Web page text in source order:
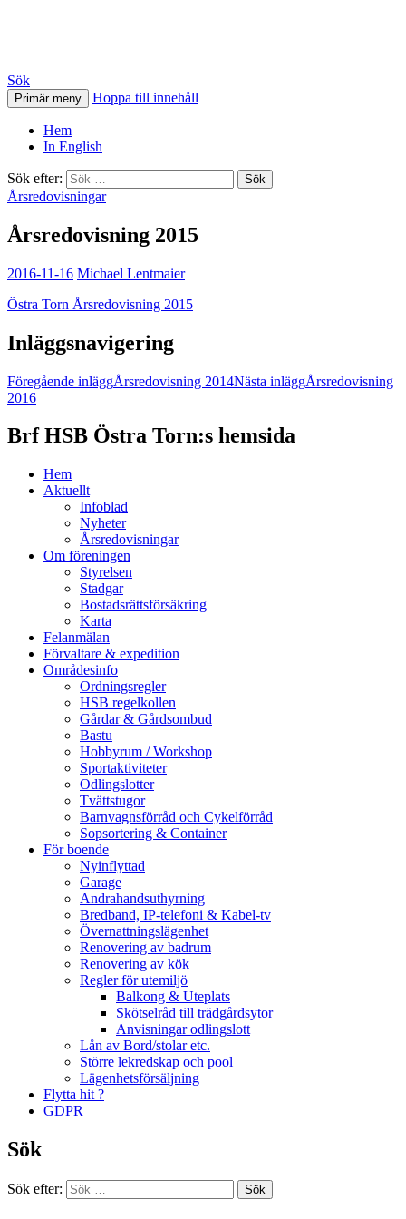
Sök
Primär meny Hoppa till innehåll
Hem
In English
Sök efter:
Årsredovisningar
Årsredovisning 2015
2016-11-16 Michael Lentmaier
Östra Torn Årsredovisning 2015
Inläggsnavigering
Föregående inläggÅrsredovisning 2014Nästa inläggÅrsredovisning
2016
Brf HSB Östra Torn:s hemsida
Hem
Aktuellt
Infoblad
Nyheter
Årsredovisningar
Om föreningen
Styrelsen
Stadgar
Bostadsrättsförsäkring
Karta
Felanmälan
Förvaltare & expedition
Områdesinfo
Ordningsregler
HSB regelkollen
Gårdar & Gårdsombud
Bastu
Hobbyrum / Workshop
Sportaktiviteter
Odlingslotter
Tvättstugor
Barnvagnsförråd och Cykelförråd
Sopsortering & Container
För boende
Nyinflyttad
Garage
Andrahandsuthyrning
Bredband, IP-telefoni & Kabel-tv
Övernattningslägenhet
Renovering av badrum
Renovering av kök
Regler för utemiljö
Balkong & Uteplats
Skötselråd till trädgårdsytor
Anvisningar odlingslott
Lån av Bord/stolar etc.
Större lekredskap och pool
Lägenhetsförsäljning
Flytta hit ?
GDPR
Sök
Sök efter: